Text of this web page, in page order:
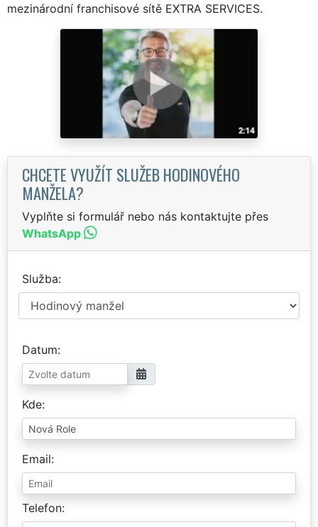
mezinárodní franchisové sítě EXTRA SERVICES.
CHCETE VYUŽÍT SLUŽEB HODINOVÉHO
MANŽELA?
Vyplňte si formulář nebo nás kontaktujte přes
WhatsApp
Služba
Datum
Kde
Email
Telefon